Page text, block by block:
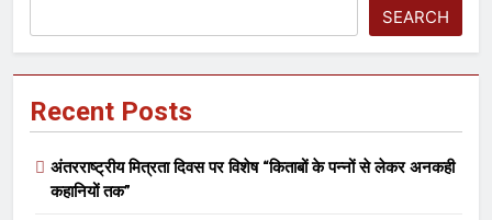
SEARCH
Recent Posts
अंतरराष्ट्रीय मित्रता दिवस पर विशेष “किताबों के पन्नों से लेकर अनकही
कहानियों तक”